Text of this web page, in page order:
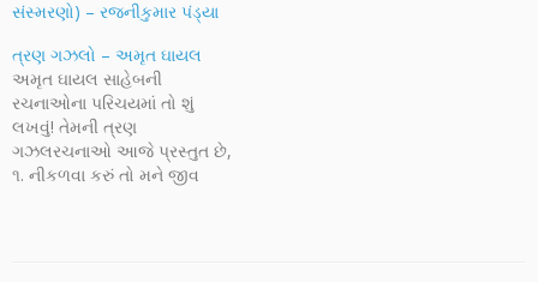
સંસ્મરણો) – રજનીકુમાર પંડ્યા
ત્રણ ગઝલો – અમૃત ઘાયલ
અમૃત ઘાયલ સાહેબની
રચનાઓના પરિચયમાં તો શું
લખવું! તેમની ત્રણ
ગઝલરચનાઓ આજે પ્રસ્તુત છે,
૧. નીકળવા કરું તો મને જીવ